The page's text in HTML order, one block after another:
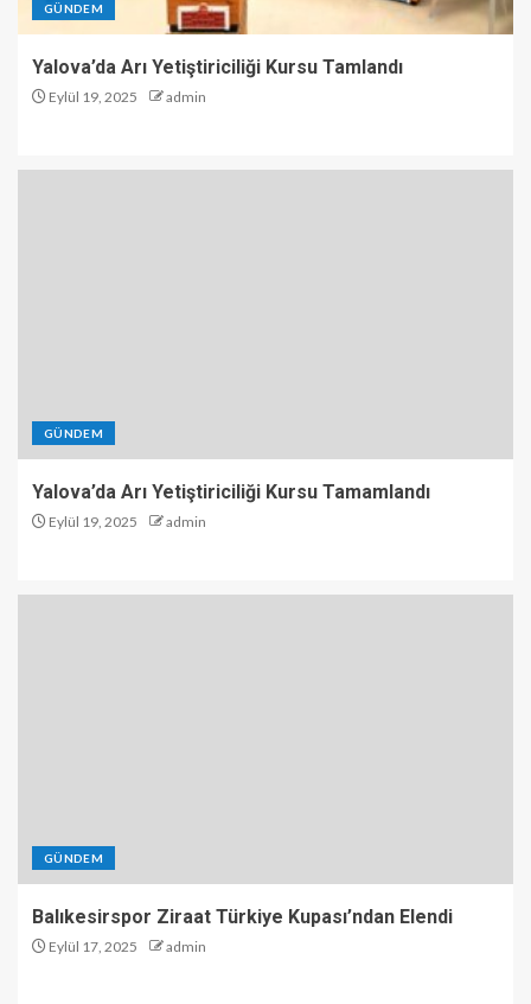
GÜNDEM
Yalova’da Arı Yetiştiriciliği Kursu Tamlandı
Eylül 19, 2025 admin
GÜNDEM
Yalova’da Arı Yetiştiriciliği Kursu Tamamlandı
Eylül 19, 2025 admin
GÜNDEM
Balıkesirspor Ziraat Türkiye Kupası’ndan Elendi
Eylül 17, 2025 admin